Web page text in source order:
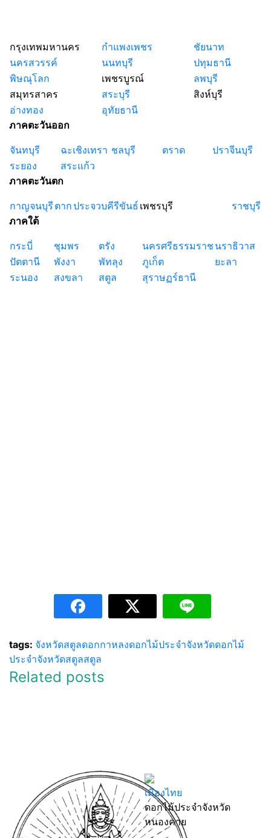
กรุงเทพมหานคร กำแพงเพชร
ชัยนาท
นครสวรรค์
นนทบุรี
ปทุมธานี
พิษณุโลก
เพชรบูรณ์
ลพบุรี
สมุทรสาคร
สระบุรี
สิงห์บุรี
อ่างทอง
อุทัยธานี
ภาคตะวันออก
จันทบุรี ฉะเชิงเทรา ชลบุรี ตราด
ปราจีนบุรี
ระยอง
สระแก้ว
ภาคตะวันตก
กาญจนบุรี ตากประจวบคีรีขันธ์ เพชรบุรี
ราชบุรี
ภาคใต้
กระบี่ ชุมพร ตรัง นครศรีธรรมราช นราธิวาส
ปัตตานี
พังงา พัทลุง ภูเก็ต
ยะลา
ระนอง
สงขลา สตูล สุราษฏร์ธานี
tags: จังหวัดสตูลดอกกาหลงดอกไม้ประจำจังหวัดดอกไม้
ประจำจังหวัดสตูลสตูล
Related posts
เมืองไทย
ดอกไม้ประจำจังหวัด
หนองคาย